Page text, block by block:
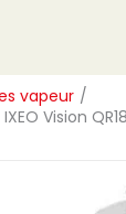
vapeur
Vision